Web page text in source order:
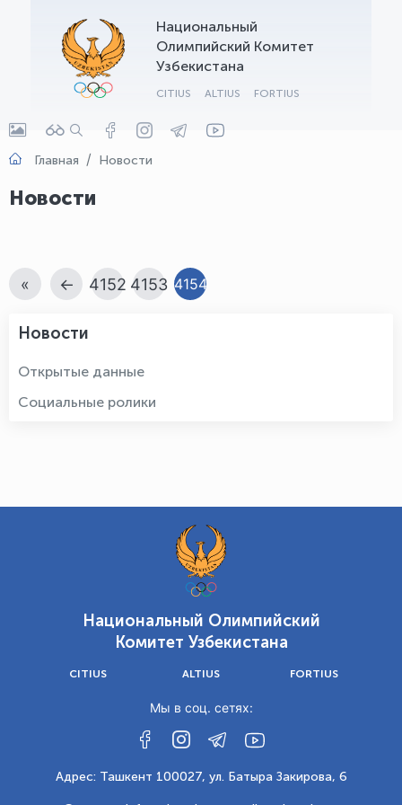
Национальный
Олимпийский Комитет
Узбекистана
CITIUS ALTIUS FORTIUS
Главная Новости
Новости
« ← 4152 4153 4154
Новости
Открытые данные
Социальные ролики
Национальный Олимпийский
Комитет Узбекистана
CITIUS ALTIUS FORTIUS
Мы в соц. сетях:
Адрес: Ташкент 100027, ул. Батыра Закирова, 6
OLYMPCHIK AI - yordamchi
Онлайн · olympic.uz